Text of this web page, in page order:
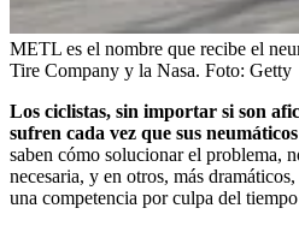
METL es el nombre que recibe el
Tire Company y la Nasa. Foto: Getty
Los ciclistas, sin importar si son
sufren cada vez que sus
saben cómo solucionar el problema,
necesaria, y en otros, más
una competencia por culpa del